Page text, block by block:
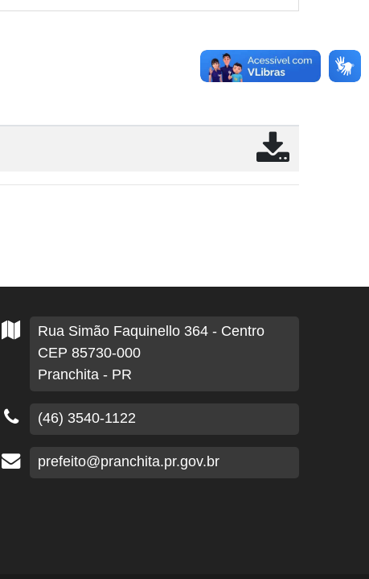
Rua Simão Faquinello 364 - Centro
CEP 85730-000
Pranchita - PR
(46) 3540-1122
prefeito@pranchita.pr.gov.br